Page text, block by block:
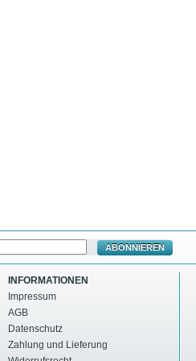
ABONNIEREN
INFORMATIONEN
Impressum
AGB
Datenschutz
Zahlung und Lieferung